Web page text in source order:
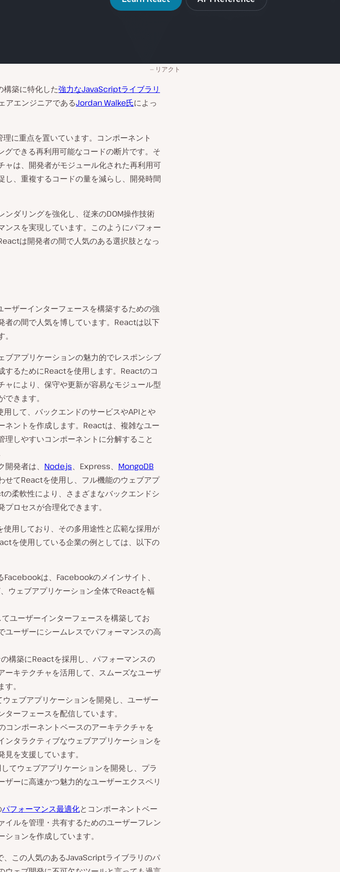
リアクト
構築に特化した強力なJavaScriptライブラリ
アエンジニアであるJordan Walke氏によっ
理に重点を置いています。コンポーネント
グできる再利用可能なコードの断片です。そ
ャは、開発者がモジュール化された再利用可
、重複するコードの量を減らし、開発時間
ダリングを強化し、従来のDOM操作技術
ンスを実現しています。このようにパフォー
は開発者の間で人気のある選択肢となっ
ザーインターフェースを構築するための強
者の間で人気を博しています。Reactは以下
ブアプリケーションの魅力的でレスポンシブ
するためにReactを使用します。Reactのコ
ャにより、保守や更新が容易なモジュール型
きます。
用して、バックエンドのサービスやAPIとや
ネントを作成します。Reactは、複雑なユー
しやすいコンポーネントに分解すること
開発者は、 Node.js、Express、 MongoDB
せてReactを使用し、フル機能のウェブアプ
柔軟性により、さまざまなバックエンドシ
ロセスが合理化できます。
用しており、その多用途性と広範な採用が
を使用している企業の例としては、以下の
Facebookは、Facebookのメインサイト、
ウェブアプリケーション全体でReactを幅
ユーザーインターフェースを構築してお
ユーザーにシームレスでパフォーマンスの高
構築にReactを採用し、パフォーマンスの
ーキテクチャを活用して、スムーズなユーザ
。
ェブアプリケーションを開発し、ユーザー
ーフェースを配信しています。
コンポーネントベースのアーキテクチャを
ンタラクティブなウェブアプリケーションを
を支援しています。
てウェブアプリケーションを開発し、プラ
ザーに高速かつ魅力的なユーザーエクスペリ
パフォーマンス最適化とコンポーネントベー
イルを管理・共有するためのユーザーフレン
ョンを作成しています。
この人気のあるJavaScriptライブラリのパ